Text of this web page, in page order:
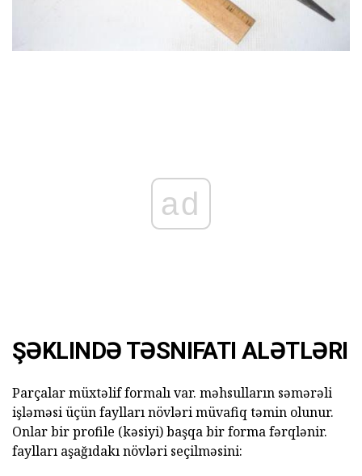
ad
ŞƏKLINDƏ TƏSNIFATI ALƏTLƏRI
Parçalar müxtəlif formalı var. məhsulların səmərəli
işləməsi üçün faylları növləri müvafiq təmin olunur.
Onlar bir profile (kəsiyi) başqa bir forma fərqlənir.
faylları aşağıdakı növləri seçilməsini: